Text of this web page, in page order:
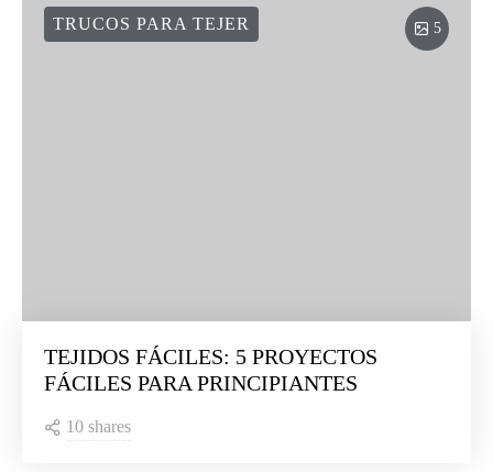
5
TRUCOS PARA TEJER
TEJIDOS FÁCILES: 5 PROYECTOS
FÁCILES PARA PRINCIPIANTES
10 shares